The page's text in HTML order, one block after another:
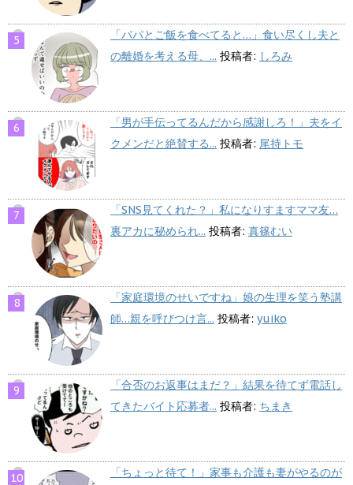
「パパとご飯を食べてると…」食い尽くし夫と
の離婚を考える母、... 投稿者: しろみ
「男が手伝ってるんだから感謝しろ！」夫をイ
クメンだと絶賛する... 投稿者: 尾持トモ
「SNS見てくれた？」私になりすますママ友…
裏アカに秘められ... 投稿者: 真篠むい
「家庭環境のせいですね」娘の生理を笑う塾講
師…親を呼びつけ言... 投稿者: yuiko
「合否のお返事はまだ？」結果を待てず電話し
てきたバイト応募者... 投稿者: ちまき
「ちょっと待て！」家事も介護も妻がやるのが